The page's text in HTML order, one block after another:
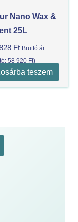
Nano Wax &
25L
Ft Bruttó ár
58 920 Ft)
teszem